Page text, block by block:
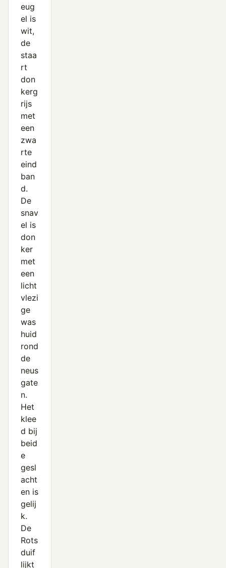
eug
el is
wit,
de
staa
rt
don
kerg
rijs
met
een
zwa
rte
eind
ban
d.
De
snav
el is
don
ker
met
een
licht
vlezi
ge
was
huid
rond
de
neus
gate
n.
Het
klee
d bij
beid
e
gesl
acht
en is
gelij
k.
De
Rots
duif
lijkt